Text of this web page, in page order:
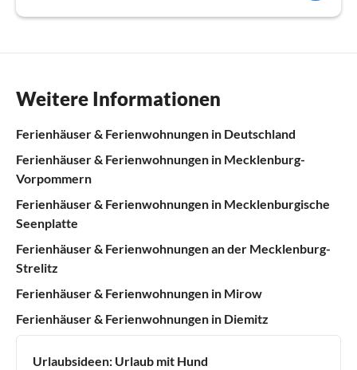
Weitere Informationen
Ferienhäuser & Ferienwohnungen in Deutschland
Ferienhäuser & Ferienwohnungen in Mecklenburg-
Vorpommern
Ferienhäuser & Ferienwohnungen in Mecklenburgische
Seenplatte
Ferienhäuser & Ferienwohnungen an der Mecklenburg-
Strelitz
Ferienhäuser & Ferienwohnungen in Mirow
Ferienhäuser & Ferienwohnungen in Diemitz
Urlaubsideen: Urlaub mit Hund